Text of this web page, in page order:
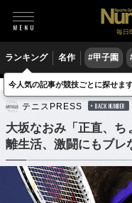
毎日
ランキング 名作 #甲子園
テニス 女子テニス
テニスPRESS BACK NUMBER
大坂なおみ「正直、
離生活、激闘にもブレ
今人気の記事が競技ごとに探せま